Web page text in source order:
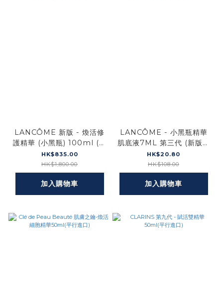
LANCÔME 新版 - 煥活修
護精華 (小黑瓶) 100ml (平
行進口)
HK$835.00
HK$1,800.00
加入購物車
LANCÔME - 小黑瓶精華
肌底液7ML 第三代 (新版無
盒)(平行進口)
HK$20.80
HK$108.00
加入購物車